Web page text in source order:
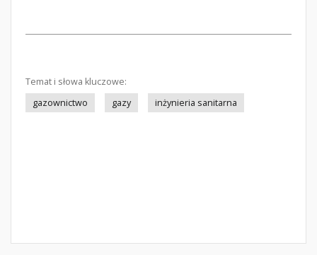
Temat i słowa kluczowe:
gazownictwo
gazy inżynieria sanitarna